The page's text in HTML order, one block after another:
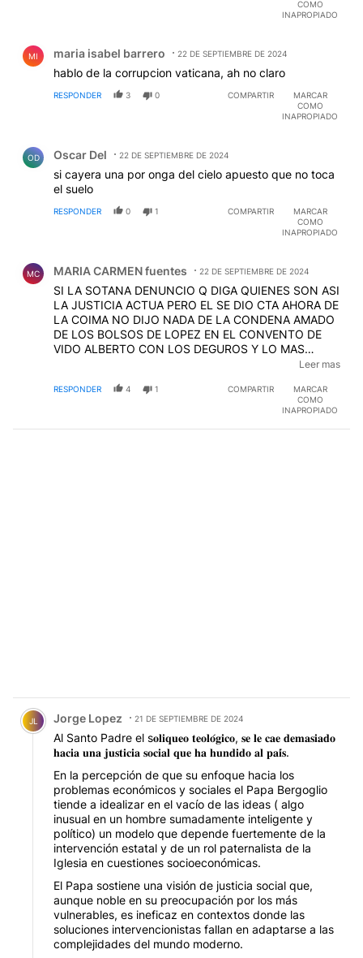
COMO
INAPROPIADO
MI maria isabel barrero 22 DE SEPTIEMBRE DE 2024
hablo de la corrupcion vaticana, ah no claro
RESPONDER 3 0 COMPARTIR
MARCAR
COMO
INAPROPIADO
OD Oscar Del 22 DE SEPTIEMBRE DE 2024
si cayera una por onga del cielo apuesto que no toca
el suelo
RESPONDER 0 1 COMPARTIR
MARCAR
COMO
INAPROPIADO
MC MARIA CARMEN fuentes 22 DE SEPTIEMBRE DE 2024
SI LA SOTANA DENUNCIO Q DIGA QUIENES SON ASI
LA JUSTICIA ACTUA PERO EL SE DIO CTA AHORA DE
LA COIMA NO DIJO NADA DE LA CONDENA AMADO
DE LOS BOLSOS DE LOPEZ EN EL CONVENTO DE
VIDO ALBERTO CON LOS DEGUROS Y LO MAS
INVESTIGADO NO J O D AS PANCHO
Leer mas
RESPONDER 4 1 COMPARTIR
MARCAR
COMO
INAPROPIADO
Comentario de Jorge Lopez.
JL Jorge Lopez 21 DE SEPTIEMBRE DE 2024
Al Santo Padre el s𝐨𝐥𝐢𝐪𝐮𝐞𝐨 𝐭𝐞𝐨𝐥𝐨́𝐠𝐢𝐜𝐨, 𝐬𝐞 𝐥𝐞 𝐜𝐚𝐞 𝐝𝐞𝐦𝐚𝐬𝐢𝐚𝐝𝐨
𝐡𝐚𝐜𝐢𝐚 𝐮𝐧𝐚 𝐣𝐮𝐬𝐭𝐢𝐜𝐢𝐚 𝐬𝐨𝐜𝐢𝐚𝐥 𝐪𝐮𝐞 𝐡𝐚 𝐡𝐮𝐧𝐝𝐢𝐝𝐨 𝐚𝐥 𝐩𝐚𝐢́𝐬.
En la percepción de que su enfoque hacia los
problemas económicos y sociales el Papa Bergoglio
tiende a idealizar en el vacío de las ideas ( algo
inusual en un hombre sumadamente inteligente y
político) un modelo que depende fuertemente de la
intervención estatal y de un rol paternalista de la
Iglesia en cuestiones socioeconómicas.
El Papa sostiene una visión de justicia social que,
aunque noble en su preocupación por los más
vulnerables, es ineficaz en contextos donde las
soluciones intervencionistas fallan en adaptarse a las
complejidades del mundo moderno.